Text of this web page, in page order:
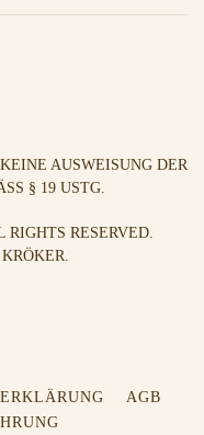
AUSWEISUNG DER
§ 19 USTG.
RESERVED.
.
AGB